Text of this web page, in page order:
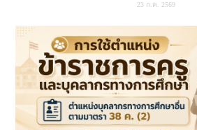
23 ก.ค. 2569